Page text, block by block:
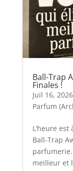
Ball-Trap
Finales !
Juil 16, 2026
Parfum
L’heure
Ball-Trap
meilleur et